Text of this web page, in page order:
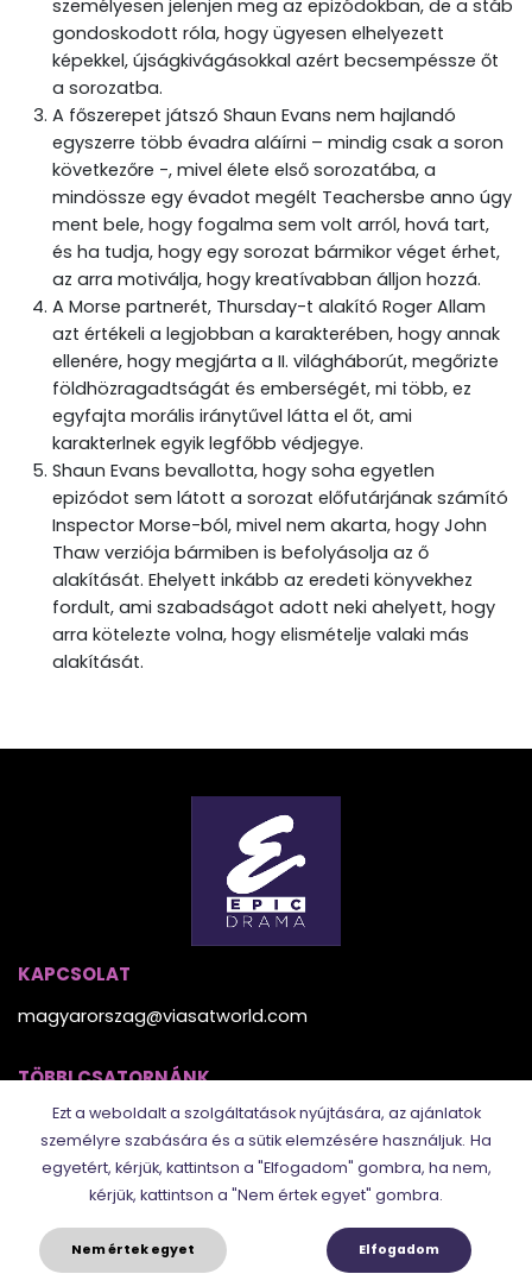
személyesen jelenjen meg az epizódokban, de a stáb
gondoskodott róla, hogy ügyesen elhelyezett
képekkel, újságkivágásokkal azért becsempéssze őt
a sorozatba.
A főszerepet játszó Shaun Evans nem hajlandó
egyszerre több évadra aláírni – mindig csak a soron
következőre -, mivel élete első sorozatába, a
mindössze egy évadot megélt Teachersbe anno úgy
ment bele, hogy fogalma sem volt arról, hová tart,
és ha tudja, hogy egy sorozat bármikor véget érhet,
az arra motiválja, hogy kreatívabban álljon hozzá.
A Morse partnerét, Thursday-t alakító Roger Allam
azt értékeli a legjobban a karakterében, hogy annak
ellenére, hogy megjárta a II. világháborút, megőrizte
földhözragadtságát és emberségét, mi több, ez
egyfajta morális iránytűvel látta el őt, ami
karakterlnek egyik legfőbb védjegye.
Shaun Evans bevallotta, hogy soha egyetlen
epizódot sem látott a sorozat előfutárjának számító
Inspector Morse-ból, mivel nem akarta, hogy John
Thaw verziója bármiben is befolyásolja az ő
alakítását. Ehelyett inkább az eredeti könyvekhez
fordult, ami szabadságot adott neki ahelyett, hogy
arra kötelezte volna, hogy elismételje valaki más
alakítását.
KAPCSOLAT
magyarorszag@viasatworld.com
TÖBBI CSATORNÁNK
Ezt a weboldalt a szolgáltatások nyújtására, az ajánlatok
személyre szabására és a sütik elemzésére használjuk. Ha
egyetért, kérjük, kattintson a "Elfogadom" gombra, ha nem,
kérjük, kattintson a "Nem értek egyet" gombra.
Nem értek egyet Elfogadom